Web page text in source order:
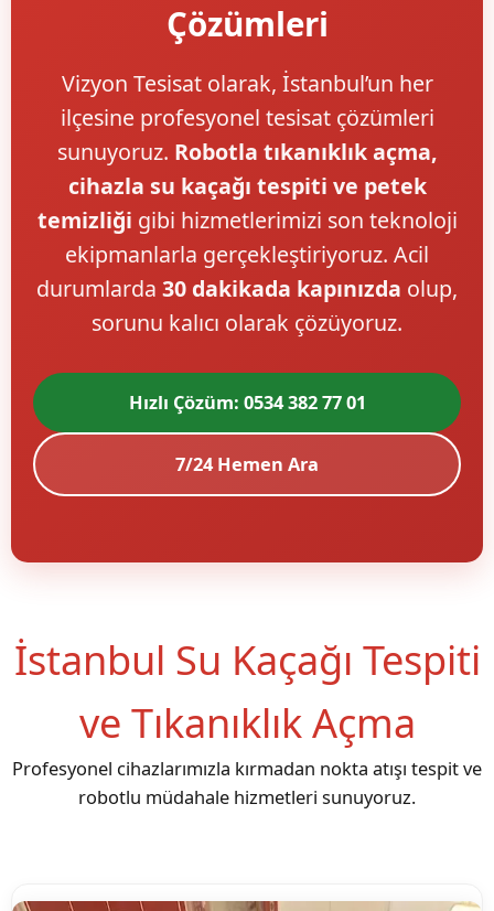
Çözümleri
Vizyon Tesisat olarak, İstanbul’un her
ilçesine profesyonel tesisat çözümleri
sunuyoruz. Robotla tıkanıklık açma,
cihazla su kaçağı tespiti ve petek
temizliği gibi hizmetlerimizi son teknoloji
ekipmanlarla gerçekleştiriyoruz. Acil
durumlarda 30 dakikada kapınızda olup,
sorunu kalıcı olarak çözüyoruz.
Hızlı Çözüm: 0534 382 77 01
7/24 Hemen Ara
İstanbul Su Kaçağı Tespiti
ve Tıkanıklık Açma
Profesyonel cihazlarımızla kırmadan nokta atışı tespit ve
robotlu müdahale hizmetleri sunuyoruz.